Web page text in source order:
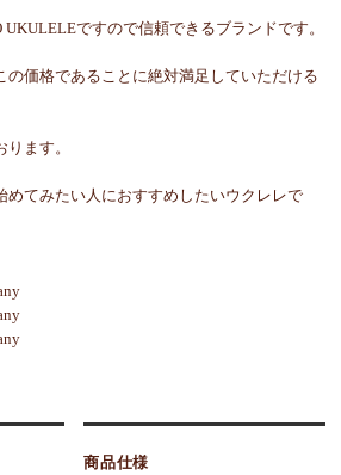
ですので信頼できるブランドです。
の価格であることに絶対満足していただける
ます。
めてみたい人におすすめしたいウクレレで
商品仕様